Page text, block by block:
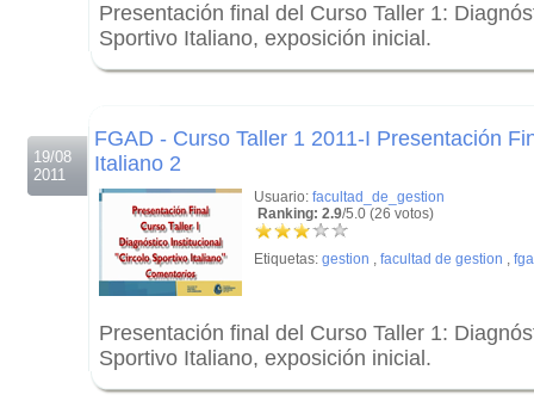
Presentación final del Curso Taller 1:
Sportivo Italiano, exposición inicial.
19/08
2011
FGAD - Curso Taller 1 2011-I Presentación
Italiano 2
Usuario: facultad_de_gestion
Ranking: 2.9/5.0 (26 votos)
Etiquetas: gestion , facultad de gestion ,
Presentación final del Curso Taller 1:
Sportivo Italiano, exposición inicial.